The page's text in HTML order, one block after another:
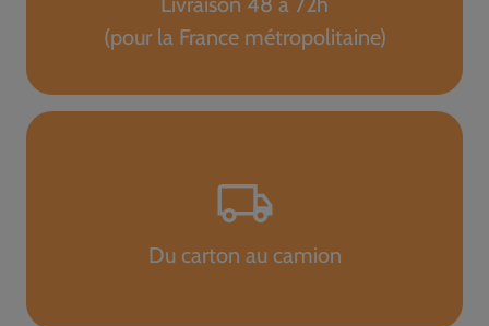
(pour la France métropolitaine)
Du carton au camion